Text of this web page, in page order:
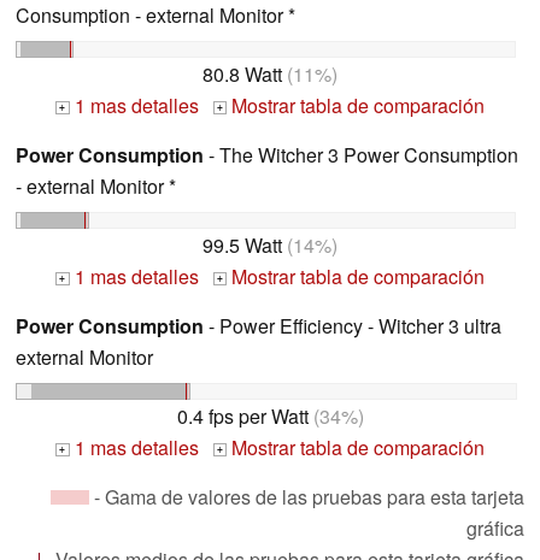
Consumption - external Monitor *
80.8 Watt (11%)
+ 1 mas detalles +
Mostrar tabla de comparación
Power Consumption - The Witcher 3 Power Consumption
- external Monitor *
99.5 Watt (14%)
+ 1 mas detalles +
Mostrar tabla de comparación
Power Consumption - Power Efficiency - Witcher 3 ultra
external Monitor
0.4 fps per Watt(34%)
+ 1 mas detalles +
Mostrar tabla de comparación
- Gama de valores de las pruebas para esta tarjeta
gráfica